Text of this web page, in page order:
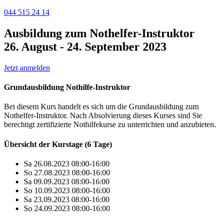
044 515 24 14
Ausbildung zum Nothelfer-Instruktor
26. August - 24. September 2023
Jetzt anmelden
Grundausbildung Nothilfe-Instruktor
Bei diesem Kurs handelt es sich um die Grundausbildung zum
Nothelfer-Instruktor. Nach Absolvierung dieses Kurses sind Sie
berechtigt zertifizierte Nothilfekurse zu unterrichten und anzubieten.
Übersicht der Kurstage (6 Tage)
Sa 26.08.2023 08:00-16:00
So 27.08.2023 08:00-16:00
Sa 09.09.2023 08:00-16:00
So 10.09.2023 08:00-16:00
Sa 23.09.2023 08:00-16:00
So 24.09.2023 08:00-16:00